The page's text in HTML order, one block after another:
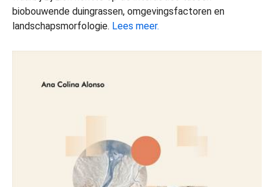
biobouwende duingrassen, omgevingsfactoren en
landschapsmorfologie. Lees meer.